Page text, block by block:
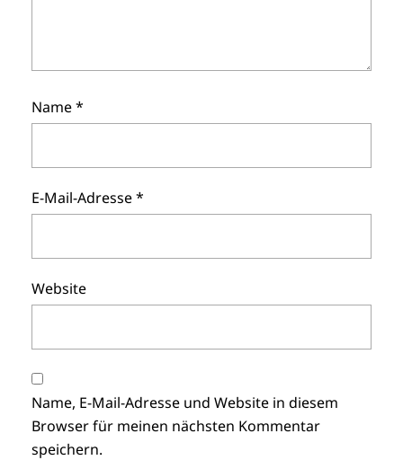
Name*
E-Mail-Adresse*
Website
Name, E-Mail-Adresse und Website in diesem
Browser für meinen nächsten Kommentar
speichern.